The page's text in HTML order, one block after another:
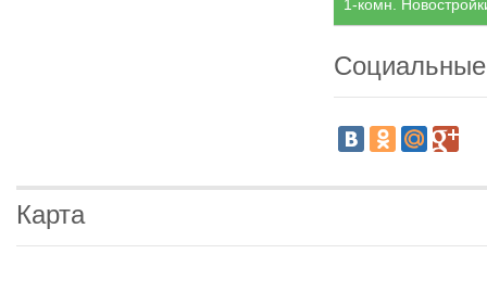
1-комн.
Карта